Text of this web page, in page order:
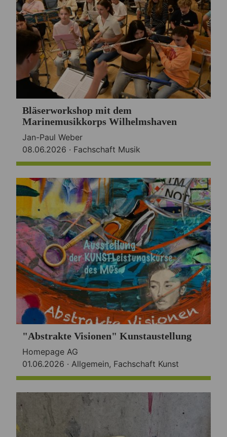
Bläserworkshop mit dem
Marinemusikkorps Wilhelmshaven
Jan-Paul Weber
08.06.2026 · Fachschaft Musik
"Abstrakte Visionen" Kunstaustellung
Homepage AG
01.06.2026 · Allgemein, Fachschaft Kunst